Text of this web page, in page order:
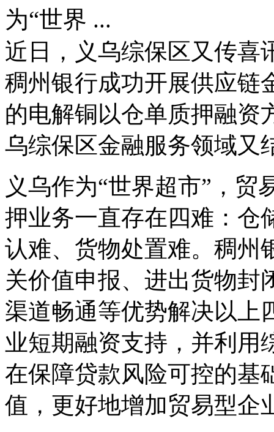
为“世界 ...
近日，义乌综保区又传喜
稠州银行成功开展供应链
的电解铜以仓单质押融资
乌综保区金融服务领域又
义乌作为“世界超市”，
押业务一直存在四难：仓
认难、货物处置难。稠州
关价值申报、进出货物封
渠道畅通等优势解决以上
业短期融资支持，并利用
在保障贷款风险可控的基
值，更好地增加贸易型企